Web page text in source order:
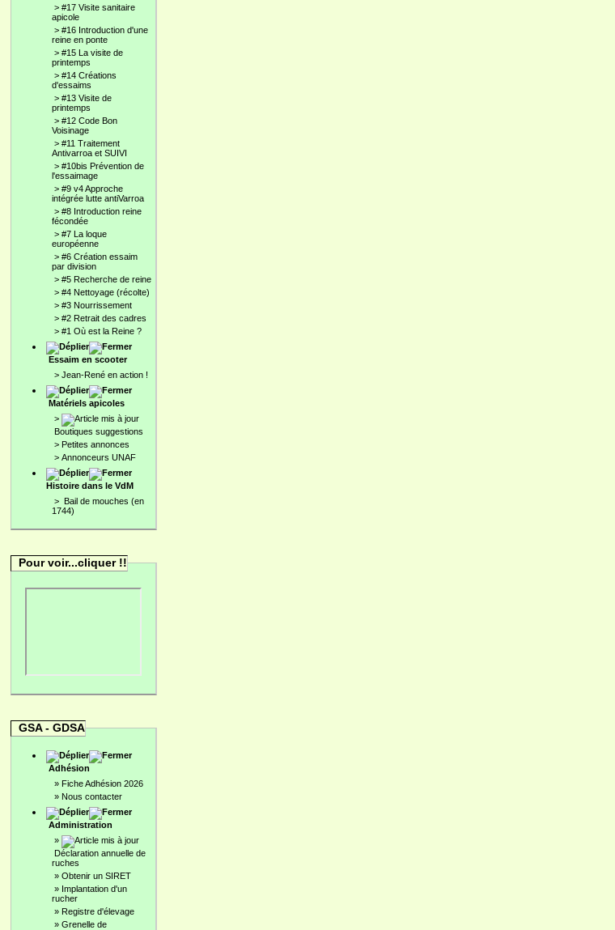
> #17 Visite sanitaire
apicole
> #16 Introduction d'une
reine en ponte
> #15 La visite de
printemps
> #14 Créations
d'essaims
> #13 Visite de
printemps
> #12 Code Bon
Voisinage
> #11 Traitement
Antivarroa et SUIVI
> #10bis Prévention de
l'essaimage
> #9 v4 Approche
intégrée lutte antiVarroa
> #8 Introduction reine
fécondée
> #7 La loque
européenne
> #6 Création essaim
par division
> #5 Recherche de reine
> #4 Nettoyage (récolte)
> #3 Nourrissement
> #2 Retrait des cadres
> #1 Où est la Reine ?
Essaim en scooter
> Jean-René en action !
Matériels apicoles
>
Boutiques suggestions
> Petites annonces
> Annonceurs UNAF
Histoire dans le VdM
> Bail de mouches (en
1744)
Pour voir...cliquer !!
GSA - GDSA
Adhésion
» Fiche Adhésion 2026
» Nous contacter
Administration
»
Déclaration annuelle de
ruches
» Obtenir un SIRET
» Implantation d'un
rucher
» Registre d'élevage
» Grenelle de